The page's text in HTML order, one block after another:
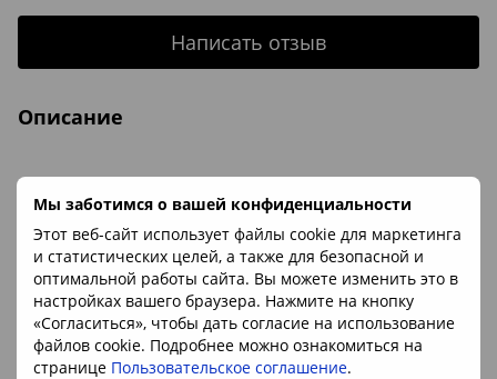
Мы заботимся о вашей конфиденциальности
Этот веб-сайт использует файлы cookie для маркетинга
и статистических целей, а также для безопасной и
оптимальной работы сайта. Вы можете изменить это в
настройках вашего браузера. Нажмите на кнопку
«Согласиться», чтобы дать согласие на использование
файлов cookie. Подробнее можно ознакомиться на
странице Пользовательское соглашение.
Написать отзыв
Описание
Закажите оберег из натурального боливийского аметрина
в форме гальки размером с фасоль. Это очень удобно для
ношения в бумажнике или сумочке. Сделайте приятный
подарок дорогому человеку, используйте энергию и
любовь этого камня